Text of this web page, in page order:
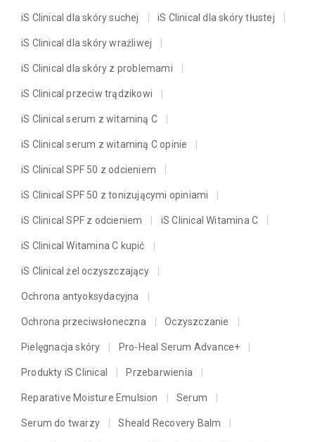
iS Clinical dla skóry suchej iS Clinical dla skóry tłustej
iS Clinical dla skóry wrażliwej
iS Clinical dla skóry z problemami
iS Clinical przeciw trądzikowi
iS Clinical serum z witaminą C
iS Clinical serum z witaminą C opinie
iS Clinical SPF 50 z odcieniem
iS Clinical SPF 50 z tonizującymi opiniami
iS Clinical SPF z odcieniem iS Clinical Witamina C
iS Clinical Witamina C kupić
iS Clinical żel oczyszczający
Ochrona antyoksydacyjna
Ochrona przeciwsłoneczna Oczyszczanie
Pielęgnacja skóry Pro-Heal Serum Advance+
Produkty iS Clinical Przebarwienia
Reparative Moisture Emulsion Serum
Serum do twarzy Sheald Recovery Balm